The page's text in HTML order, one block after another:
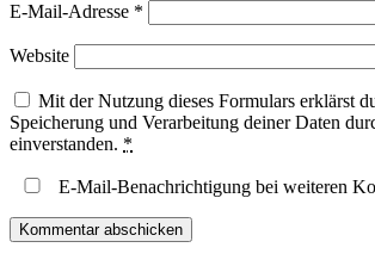
E-Mail-Adresse *
Website
Mit der Nutzung dieses Formulars erklärst
Speicherung und Verarbeitung deiner Daten
einverstanden. *
E-Mail-Benachrichtigung bei weiteren